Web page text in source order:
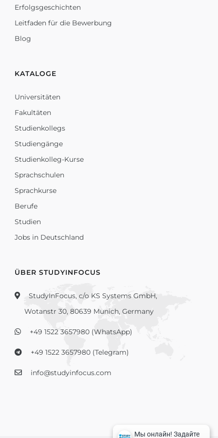
Erfolgsgeschichten
Leitfaden für die Bewerbung
Blog
KATALOGE
Universitäten
Fakultäten
Studienkollegs
Studiengänge
Studienkolleg-Kurse
Sprachschulen
Sprachkurse
Berufe
Studien
Jobs in Deutschland
ÜBER STUDYINFOCUS
StudyInFocus, c/o KS Systems GmbH,
Wotanstr 30, 80639 Munich, Germany
+49 1522 3657980 (WhatsApp)
+49 1522 3657980 (Telegram)
info@studyinfocus.com